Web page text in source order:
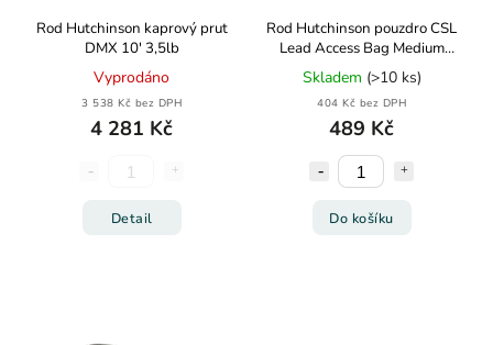
Rod Hutchinson kaprový prut
DMX 10' 3,5lb
Vyprodáno
3 538 Kč bez DPH
4 281 Kč
Detail
Rod Hutchinson pouzdro CSL
Lead Access Bag Medium
Olive Green
Skladem (>10 ks)
404 Kč bez DPH
489 Kč
Do košíku